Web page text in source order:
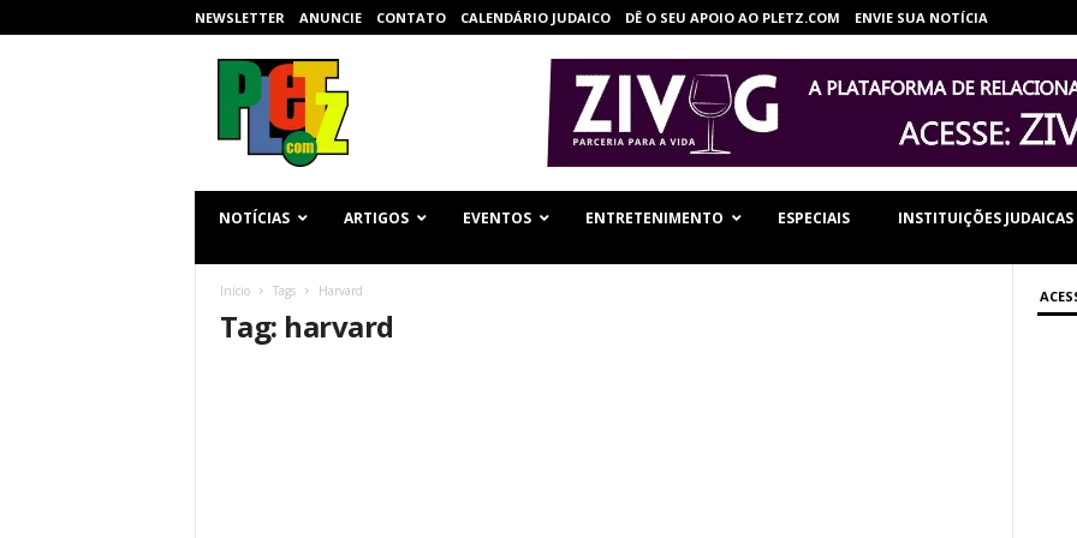
NEWSLETTER ANUNCIE CONTATO CALENDÁRIO JUDAICO DÊ O SEU APOIO AO PLETZ.COM ENVIE SUA NOTÍCIA
NOTÍCIAS ARTIGOS EVENTOS ENTRETENIMENTO ESPECIAIS INSTITUIÇÕES JUDAICAS
Início Tags Harvard
Tag: harvard